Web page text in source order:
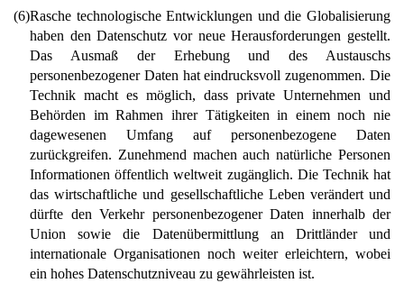
(6)Rasche technologische Entwicklungen und die Globalisierung
haben den Datenschutz vor neue Herausforderungen gestellt.
Das Ausmaß der Erhebung und des Austauschs
personenbezogener Daten hat eindrucksvoll zugenommen. Die
Technik macht es möglich, dass private Unternehmen und
Behörden im Rahmen ihrer Tätigkeiten in einem noch nie
dagewesenen Umfang auf personenbezogene Daten
zurückgreifen. Zunehmend machen auch natürliche Personen
Informationen öffentlich weltweit zugänglich. Die Technik hat
das wirtschaftliche und gesellschaftliche Leben verändert und
dürfte den Verkehr personenbezogener Daten innerhalb der
Union sowie die Datenübermittlung an Drittländer und
internationale Organisationen noch weiter erleichtern, wobei
ein hohes Datenschutzniveau zu gewährleisten ist.